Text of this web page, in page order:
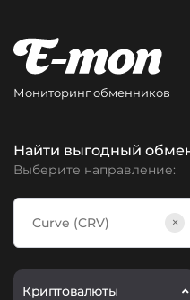
Мониторинг обменников
Найти выгодный
Выберите направление:
×
Криптовалюты